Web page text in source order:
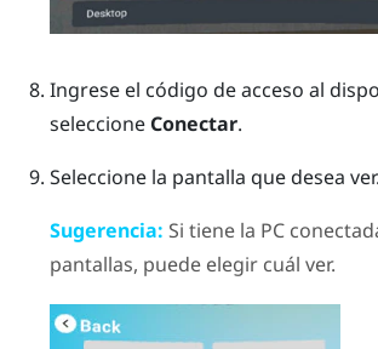
Ingrese el código de acceso al
seleccione Conectar.
Seleccione la pantalla que desea ver.
Sugerencia: Si tiene la PC
pantallas, puede elegir cuál ver.